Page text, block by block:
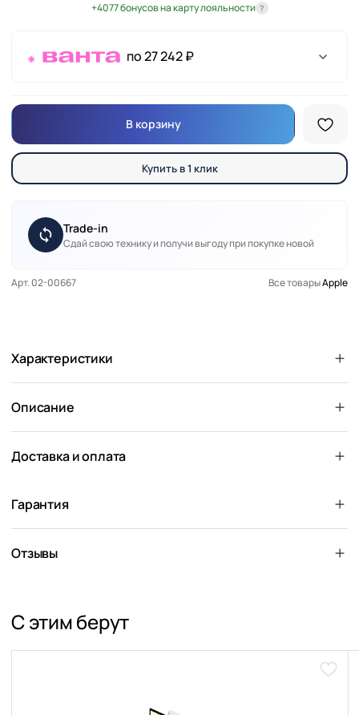
+4077 бонусов на карту лояльности ?
по 27 242 ₽
В корзину
Купить в 1 клик
Trade-in
Сдай свою технику и получи выгоду при покупке новой
Арт. 02-00667 Все товарыApple
Характеристики
Описание
Доставка и оплата
Гарантия
Отзывы
С этим берут